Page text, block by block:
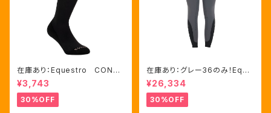
在庫あり：Equestro CONTR
ASTING LOGO ソックス 2
色（ETU00019）
¥3,743
30%OFF
在庫あり：グレー36のみ！Eque
stro Women's Aria キュロ
ット FULLグリップ（ET0675
0）
¥26,334
30%OFF